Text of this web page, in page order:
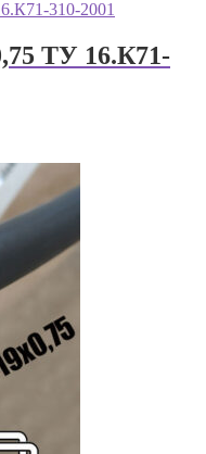
ТУ 16.К71-